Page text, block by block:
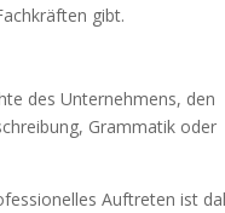
gibt.
des Unternehmens, den
Grammatik oder
Auftreten ist